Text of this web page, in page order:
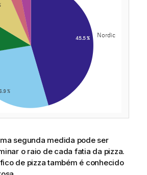
segunda medida pode ser
o raio de cada fatia da pizza.
de pizza também é conhecido